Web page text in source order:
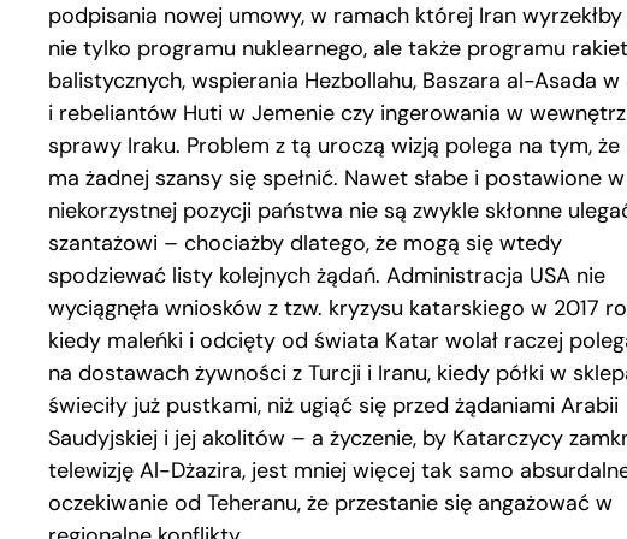
podpisania nowej umowy, w ramach której Iran wyrzekłby
nie tylko programu nuklearnego, ale także programu rakiet
balistycznych, wspierania Hezbollahu, Baszara al-Asada w
i rebeliantów Huti w Jemenie czy ingerowania w
sprawy Iraku. Problem z tą uroczą wizją polega na tym, że
ma żadnej szansy się spełnić. Nawet słabe i postawione w
niekorzystnej pozycji państwa nie są zwykle skłonne
szantażowi – chociażby dlatego, że mogą się wtedy
spodziewać listy kolejnych żądań. Administracja USA nie
wyciągnęła wniosków z tzw. kryzysu katarskiego w 2017
kiedy maleńki i odcięty od świata Katar wolał raczej
na dostawach żywności z Turcji i Iranu, kiedy półki w
świeciły już pustkami, niż ugiąć się przed żądaniami Arabii
Saudyjskiej i jej akolitów – a życzenie, by Katarczycy
telewizję Al-Dżazira, jest mniej więcej tak samo
oczekiwanie od Teheranu, że przestanie się angażować w